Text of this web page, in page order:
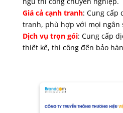
Giá cả cạnh tranh: Cung cấp
tranh, phù hợp với mọi ngân
Dịch vụ trọn gói: Cung cấp
thiết kế, thi công đến bảo